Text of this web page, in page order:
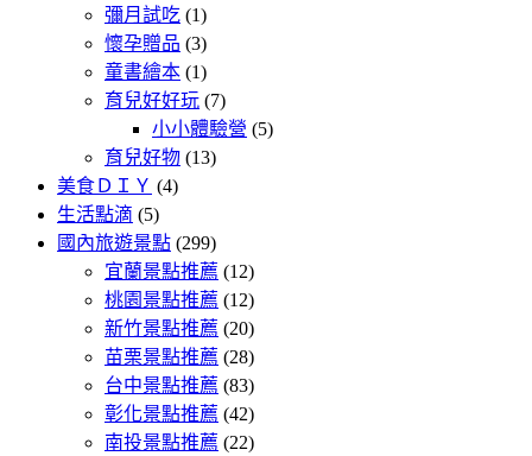
彌月試吃 (1)
懷孕贈品 (3)
童書繪本 (1)
育兒好好玩 (7)
小小體驗營 (5)
育兒好物 (13)
美食ＤＩＹ (4)
生活點滴 (5)
國內旅遊景點 (299)
宜蘭景點推薦 (12)
桃園景點推薦 (12)
新竹景點推薦 (20)
苗栗景點推薦 (28)
台中景點推薦 (83)
彰化景點推薦 (42)
南投景點推薦 (22)